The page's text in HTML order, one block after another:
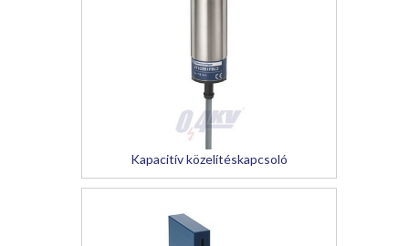
Kapacitív közelítéskapcsoló